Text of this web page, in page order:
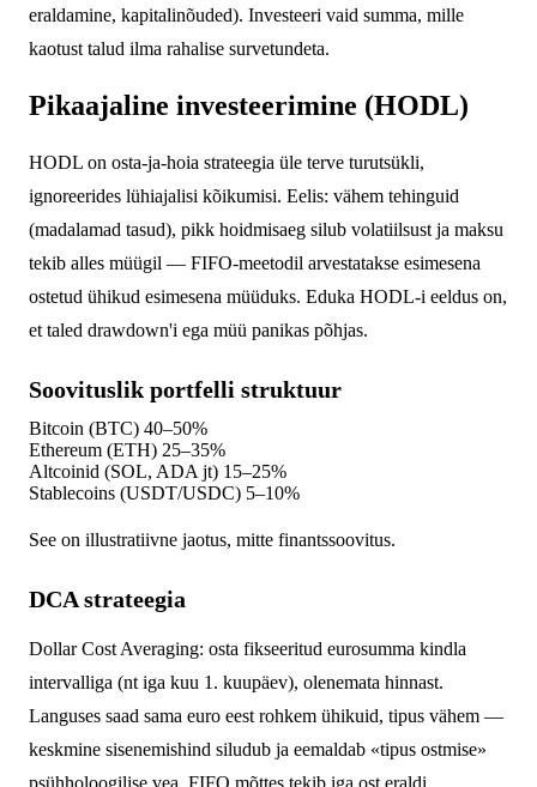
eraldamine, kapitalinõuded). Investeeri vaid summa, mille
kaotust talud ilma rahalise survetundeta.
Pikaajaline investeerimine (HODL)
HODL on osta-ja-hoia strateegia üle terve turutsükli,
ignoreerides lühiajalisi kõikumisi. Eelis: vähem tehinguid
(madalamad tasud), pikk hoidmisaeg silub volatiilsust ja maksu
tekib alles müügil — FIFO-meetodil arvestatakse esimesena
ostetud ühikud esimesena müüduks. Eduka HODL-i eeldus on,
et taled drawdown'i ega müü panikas põhjas.
Soovituslik portfelli struktuur
Bitcoin (BTC) 40–50%
Ethereum (ETH) 25–35%
Altcoinid (SOL, ADA jt) 15–25%
Stablecoins (USDT/USDC) 5–10%
See on illustratiivne jaotus, mitte finantssoovitus.
DCA strateegia
Dollar Cost Averaging: osta fikseeritud eurosumma kindla
intervalliga (nt iga kuu 1. kuupäev), olenemata hinnast.
Languses saad sama euro eest rohkem ühikuid, tipus vähem —
keskmine sisenemishind siludub ja eemaldab «tipus ostmise»
psühholoogilise vea. FIFO mõttes tekib iga ost eraldi